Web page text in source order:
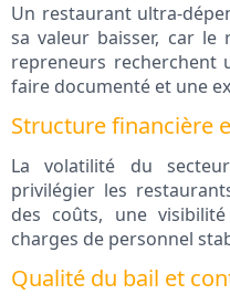
Un restaurant
sa valeur baisser, car
repreneurs recherchent
faire documenté et une
Structure financière
La volatilité du
privilégier les
des coûts, une
charges de personnel
Qualité du bail et